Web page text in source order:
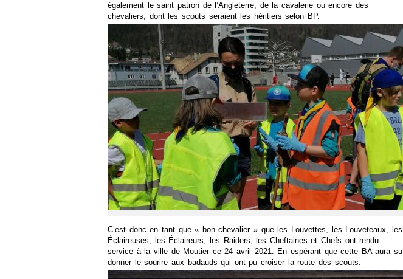
également le saint patron de l’Angleterre, de la cavalerie ou encore des
chevaliers, dont les scouts seraient les héritiers selon BP.
C’est donc en tant que « bon chevalier » que les Louvettes, les Louveteaux, les
Éclaireuses, les Éclaireurs, les Raiders, les Cheftaines et Chefs ont rendu
service à la ville de Moutier ce 24 avril 2021. En espérant que cette BA aura su
donner le sourire aux badauds qui ont pu croiser la route des scouts.